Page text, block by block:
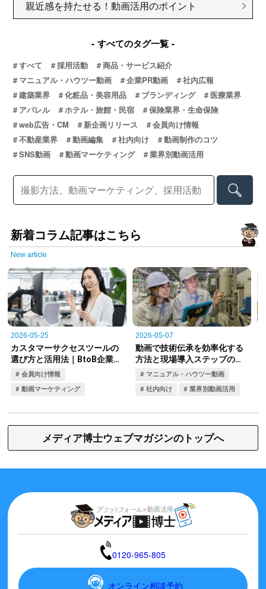
親近感を持たせる！動画活用のポイント
すべてのタグ一覧
すべて 採用活動
商品・サービス紹介
マニュアル・ハウツー動画
企業PR動画
社内広報
建築業界
化粧品・美容用品 ブランディング
医療業界
アパレル
ホテル・旅館・民宿
保険業界・生命保険
web広告・CM
新企画リリース
会員向け情報
不動産業界
動画編集 社内向け
動画制作のコツ
SNS動画
動画マーケティング 業界別動画活用
新着コラム記事はこちら
New article
メディア博士ウェブマガジンのトップへ
0120-965-805
オンライン相談予約